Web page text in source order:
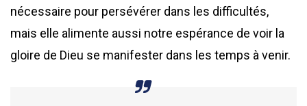
nécessaire pour persévérer dans les difficultés,
mais elle alimente aussi notre espérance de voir la
gloire de Dieu se manifester dans les temps à venir.